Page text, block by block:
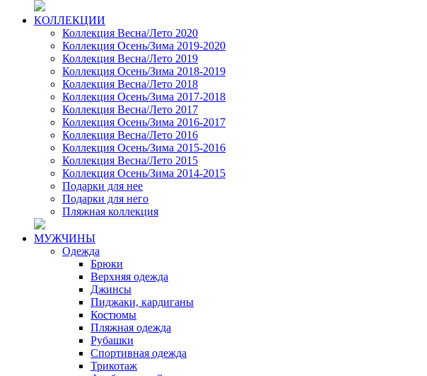
КОЛЛЕКЦИИ
Коллекция Весна/Лето 2020
Коллекция Осень/Зима 2019-2020
Коллекция Весна/Лето 2019
Коллекция Осень/Зима 2018-2019
Коллекция Весна/Лето 2018
Коллекция Осень/Зима 2017-2018
Коллекция Весна/Лето 2017
Коллекция Осень/Зима 2016-2017
Коллекция Весна/Лето 2016
Коллекция Осень/Зима 2015-2016
Коллекция Весна/Лето 2015
Коллекция Осень/Зима 2014-2015
Подарки для нее
Подарки для него
Пляжная коллекция
МУЖЧИНЫ
Одежда
Брюки
Верхняя одежда
Джинсы
Пиджаки, кардиганы
Костюмы
Пляжная одежда
Рубашки
Спортивная одежда
Трикотаж